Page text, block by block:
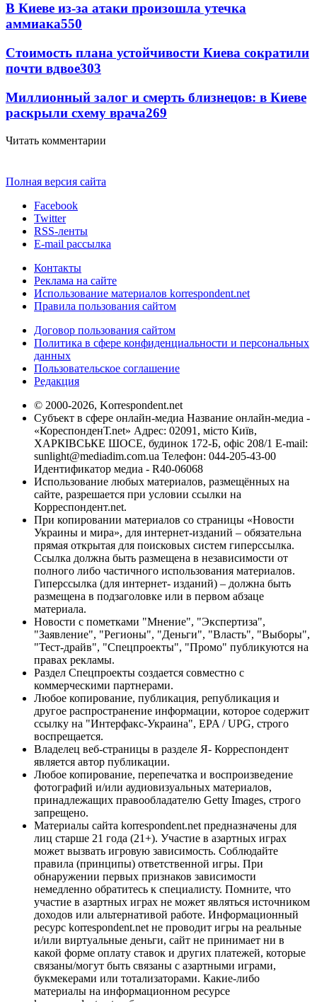
В Киеве из-за атаки произошла утечка
аммиака550
Стоимость плана устойчивости Киева сократили
почти вдвое303
Миллионный залог и смерть близнецов: в Киеве
раскрыли схему врача269
Читать комментарии
Полная версия сайта
Facebook
Twitter
RSS-ленты
E-mail рассылка
Контакты
Реклама на сайте
Использование материалов korrespondent.net
Правила пользования сайтом
Договор пользования сайтом
Политика в сфере конфиденциальности и персональных
данных
Пользовательское соглашение
Редакция
© 2000-2026, Korrespondent.net
Субъект в сфере онлайн-медиа Название онлайн-медиа -
«КореспонденТ.net» Адрес: 02091, місто Київ,
ХАРКІВСЬКЕ ШОСЕ, будинок 172-Б, офіс 208/1 E-mail:
sunlight@mediadim.com.ua Телефон: 044-205-43-00
Идентификатор медиа - R40-06068
Использование любых материалов, размещённых на
сайте, разрешается при условии ссылки на
Корреспондент.net.
При копировании материалов со страницы «Новости
Украины и мира», для интернет-изданий – обязательна
прямая открытая для поисковых систем гиперссылка.
Ссылка должна быть размещена в независимости от
полного либо частичного использования материалов.
Гиперссылка (для интернет- изданий) – должна быть
размещена в подзаголовке или в первом абзаце
материала.
Новости с пометками "Мнение", "Экспертиза",
"Заявление", "Регионы", "Деньги", "Власть", "Выборы",
"Тест-драйв", "Спецпроекты", "Промо" публикуются на
правах рекламы.
Раздел Спецпроекты создается совместно с
коммерческими партнерами.
Любое копирование, публикация, републикация и
другое распространение информации, которое содержит
ссылку на "Интерфакс-Украина", EPA / UPG, строго
воспрещается.
Владелец веб-страницы в разделе Я- Корреспондент
является автор публикации.
Любое копирование, перепечатка и воспроизведение
фотографий и/или аудиовизуальных материалов,
принадлежащих правообладателю Getty Images, строго
запрещено.
Материалы сайта korrespondent.net предназначены для
лиц старше 21 года (21+). Участие в азартных играх
может вызвать игровую зависимость. Соблюдайте
правила (принципы) ответственной игры. При
обнаружении первых признаков зависимости
немедленно обратитесь к специалисту. Помните, что
участие в азартных играх не может являться источником
доходов или альтернативой работе. Информационный
ресурс korrespondent.net не проводит игры на реальные
и/или виртуальные деньги, сайт не принимает ни в
какой форме оплату ставок и других платежей, которые
связаны/могут быть связаны с азартными играми,
букмекерами или тотализаторами. Какие-либо
материалы на информационном ресурсе